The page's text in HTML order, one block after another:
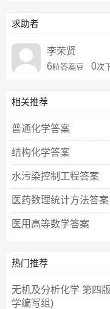
求助者
李荣贤
6粒答案豆 0次
相关推荐
普通化学答案
结构化学答案
水污染控制工程答案
医药数理统计方法答案
医用高等数学答案
热门推荐
无机及分析化学 第四
学编写组)